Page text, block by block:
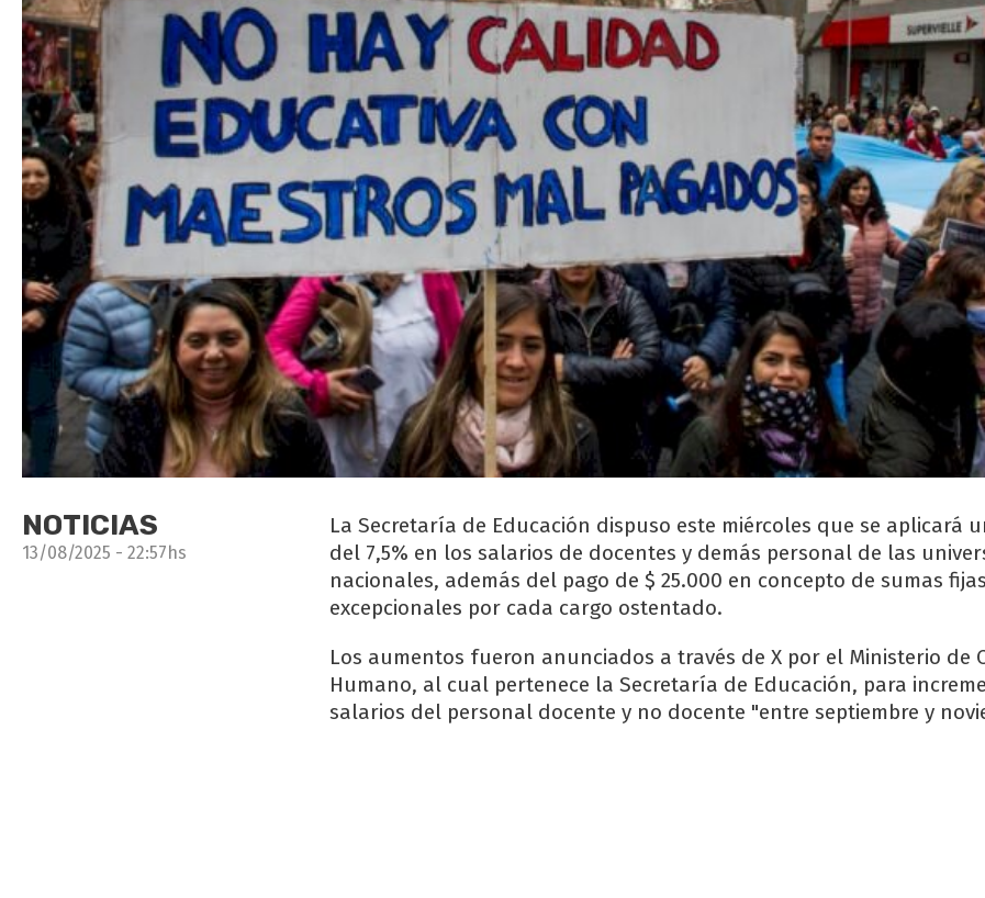
NOTICIAS
13/08/2025 - 22:57hs
La Secretaría de Educación dispuso este miércoles que se aplicará
del 7,5% en los salarios de docentes y demás personal de las
nacionales, además del pago de $ 25.000 en concepto de sumas fijas
excepcionales por cada cargo ostentado.
Los aumentos fueron anunciados a través de X por el Ministerio de
Humano, al cual pertenece la Secretaría de Educación, para
salarios del personal docente y no docente "entre septiembre y